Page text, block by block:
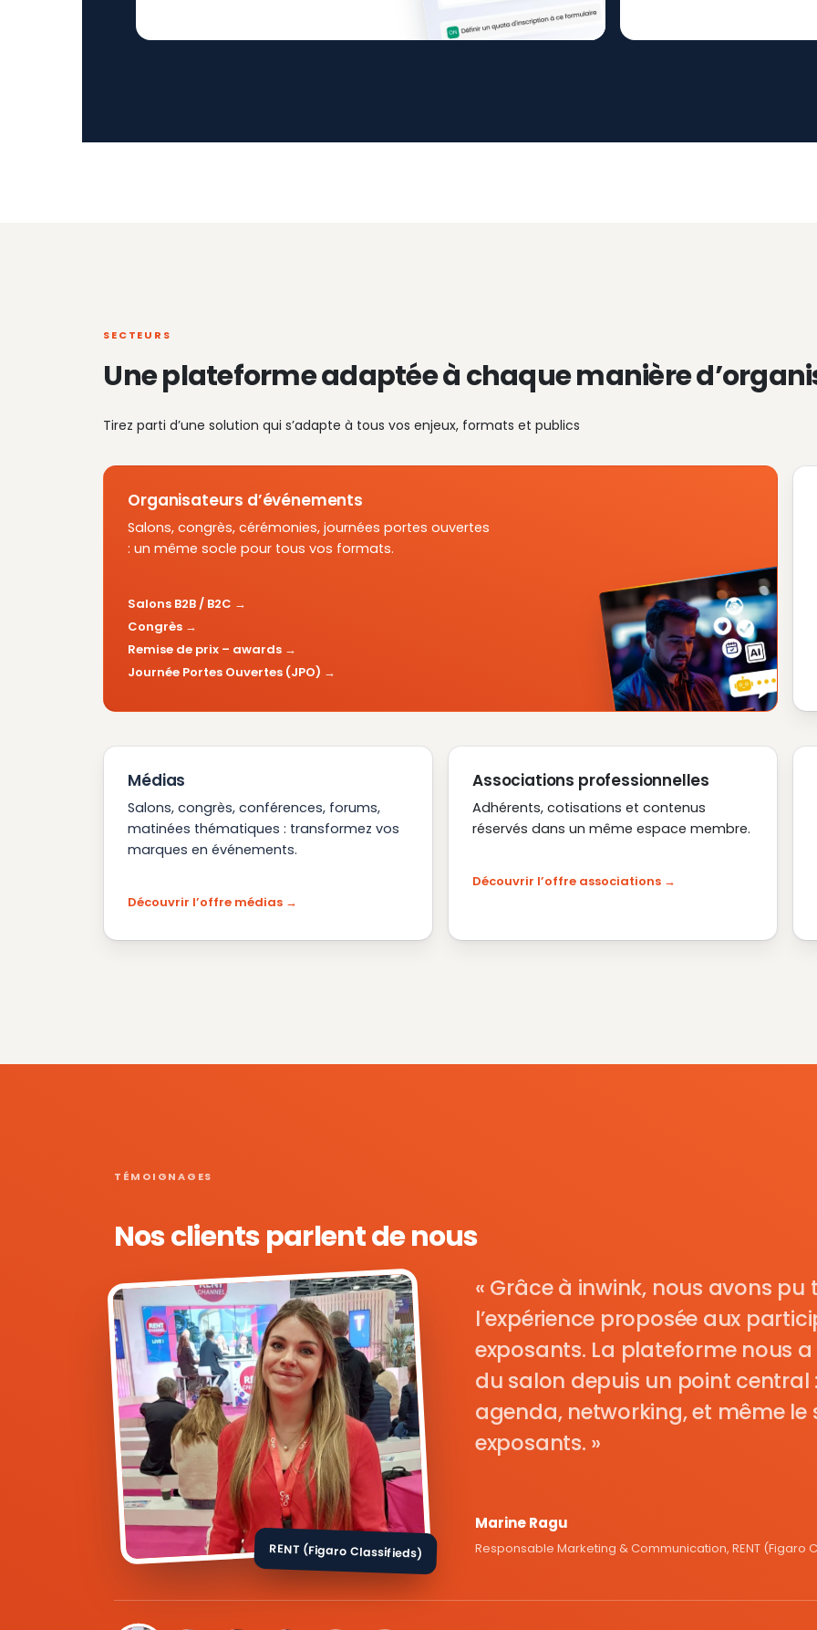
SECTEURS
Une plateforme adaptée à chaque manière
Tirez parti d’une solution qui s’adapte à tous vos enjeux, formats et publics
Organisateurs d’événements
Salons, congrès, cérémonies, journées portes ouvertes
: un même socle pour tous vos formats.
Salons B2B / B2C
Congrès
Remise de prix – awards
Journée Portes Ouvertes (JPO)
Médias
Salons, congrès, conférences, forums,
matinées thématiques : transformez vos
marques en événements.
Découvrir l’offre médias
Associations professionnelles
Adhérents, cotisations et contenus
réservés dans un même espace membre.
Découvrir l’offre associations
TÉMOIGNAGES
Nos clients parlent de nous
RENT (Figaro Classifieds)
Grâce à inwink, nous avons
l’expérience proposée aux
exposants. La plateforme nous
du salon depuis un point central
agenda, networking, et même le
exposants.
Marine Ragu
Responsable Marketing & Communication, RENT (Figaro